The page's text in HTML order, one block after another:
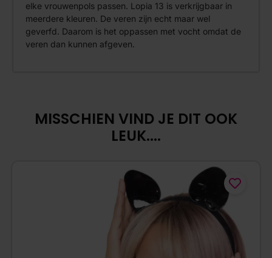
elke vrouwenpols passen. Lopia 13 is verkrijgbaar in
meerdere kleuren. De veren zijn echt maar wel
geverfd. Daarom is het oppassen met vocht omdat de
veren dan kunnen afgeven.
MISSCHIEN VIND JE DIT OOK
LEUK....